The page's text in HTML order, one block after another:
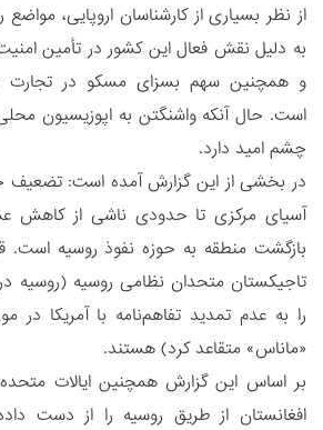
از نظر بسیاری از کارشناسان اروپایی،
به دلیل نقش فعال این کشور در تأمین
و همچنین سهم بسزای مسکو در تجارت
است. حال آنکه واشنگتن به اپوزیسیون
چشم امید دارد.
در بخشی از این گزارش آمده است: تضعیف
آسیای مرکزی تا حدودی ناشی از کاهش
بازگشت منطقه به حوزه نفوذ روسیه است.
را به عدم تمدید تفاهم‌نامه با آمریکا در
«ماناس» متقاعد کرد) هستند.
بر اساس این گزارش همچنین ایالات